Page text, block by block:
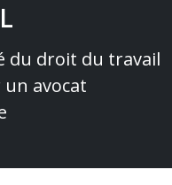
du droit du travail
avocat